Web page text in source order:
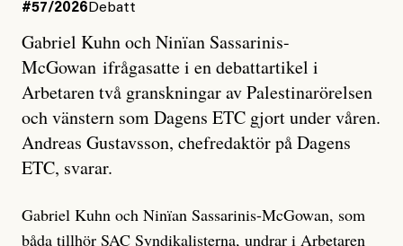
#57/2026 Debatt
Gabriel Kuhn och Ninïan Sassarinis-
McGowan ifrågasatte i en debattartikel i
Arbetaren två granskningar av Palestinarörelsen
och vänstern som Dagens ETC gjort under våren.
Andreas Gustavsson, chefredaktör på Dagens
ETC, svarar.
Gabriel Kuhn och Ninïan Sassarinis-McGowan, som
båda tillhör SAC Syndikalisterna, undrar i Arbetaren